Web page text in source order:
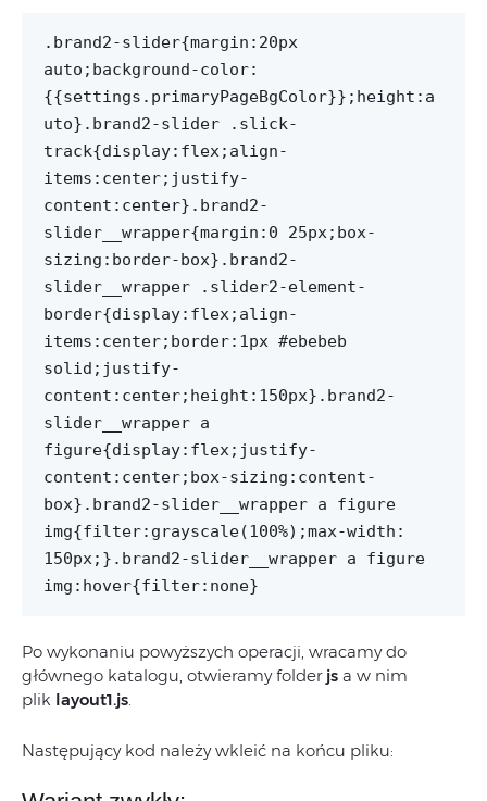
.brand2-slider{margin:20px
auto;background-color:
{{settings.primaryPageBgColor}};height:a
uto}.brand2-slider .slick-
track{display:flex;align-
items:center;justify-
content:center}.brand2-
slider__wrapper{margin:0 25px;box-
sizing:border-box}.brand2-
slider__wrapper .slider2-element-
border{display:flex;align-
items:center;border:1px #ebebeb
solid;justify-
content:center;height:150px}.brand2-
slider__wrapper a
figure{display:flex;justify-
content:center;box-sizing:content-
box}.brand2-slider__wrapper a figure
img{filter:grayscale(100%);max-width:
150px;}.brand2-slider__wrapper a figure
img:hover{filter:none}
Po wykonaniu powyższych operacji, wracamy do
głównego katalogu, otwieramy folder js a w nim
plik layout1.js.
Następujący kod należy wkleić na końcu pliku: